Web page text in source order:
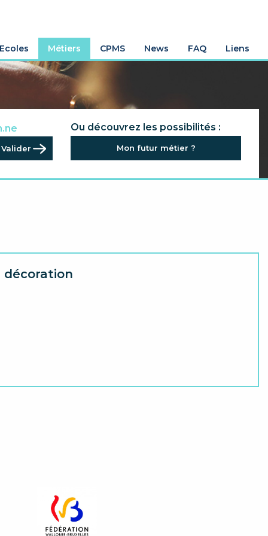
Ecoles Métiers CPMS News FAQ Liens
Ou découvrez les possibilités :
Mon futur métier ?
décoration